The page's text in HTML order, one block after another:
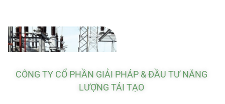
CÔNG TY CỔ PHẦN GIẢI PHÁP & ĐẦU TƯ NĂNG
LƯỢNG TÁI TẠO